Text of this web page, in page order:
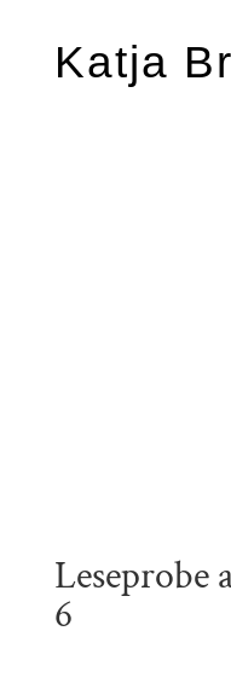
Katja
Leseprobe
6